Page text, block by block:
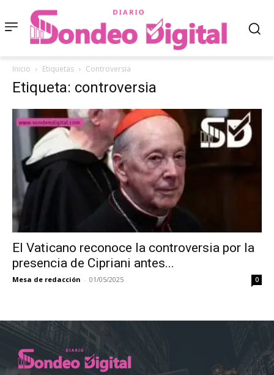
Inicio Etiquetas Controversia
Etiqueta: controversia
El Vaticano reconoce la controversia por la
presencia de Cipriani antes...
Mesa de redacción - 01/05/2025 0